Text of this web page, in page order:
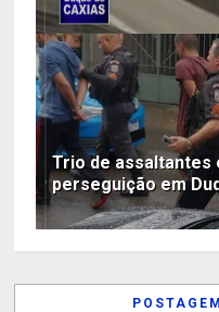
Trio de
perseguição em